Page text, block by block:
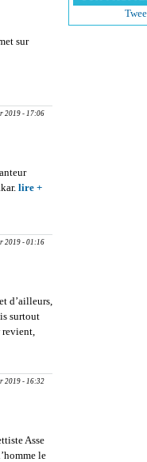
avec ‘Sakho et
sur
2019 - 17:06
lire +
LIVRE
THIONE
les textes
2019 - 01:16
d’ailleurs,
surtout
revient,
changer
2019 - 16:32
Asse
le